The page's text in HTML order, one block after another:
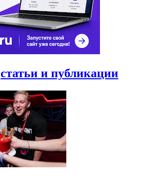
статьи и публикации